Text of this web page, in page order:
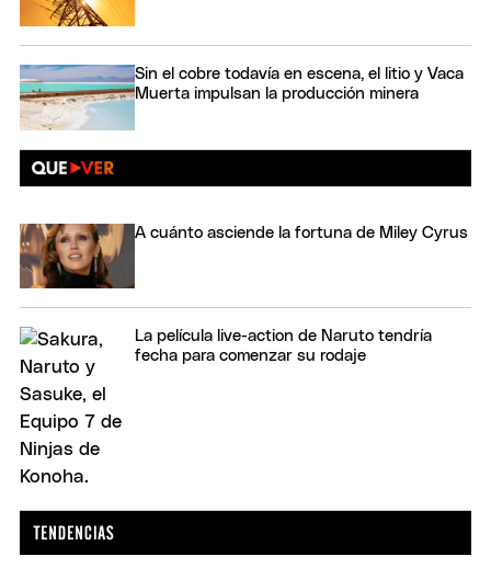
Sin el cobre todavía en escena, el litio y Vaca
Muerta impulsan la producción minera
A cuánto asciende la fortuna de Miley Cyrus
La película live-action de Naruto tendría
fecha para comenzar su rodaje